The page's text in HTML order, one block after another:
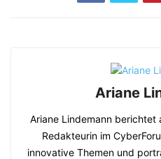
Ariane
Ariane Lindemann berichtet
Redakteurin im
innovative Themen und